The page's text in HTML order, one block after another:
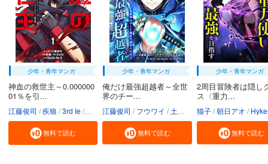
少年・青年マンガ
神血の救世主～0.000000
01％を引...
江藤俊司 疾狼 3rd Ie Studio No.9
無料で読む
少年・青年マンガ
俺だけ最強超越者～全世
界のチー...
江藤俊司 フウワイ 土田健太 3rd Ie maruco
無料で読む
少年・青年マンガ
2周目冒険者は隠し
ス〈重力...
猫子 朝日アオ
無料で読む